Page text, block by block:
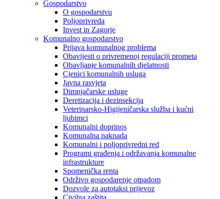
Gospodarstvo
O gospodarstvu
Poljoprivreda
Invest in Zagorje
Komunalno gospodarstvo
Prijava komunalnog problema
Obavijesti o privremenoj regulaciji prometa
Obavljanje komunalnih djelatnosti
Cjenici komunalnih usluga
Javna rasvjeta
Dimnjačarske usluge
Deretizacija i dezinsekcija
Veterinarsko-Higijeničarska služba i kućni
ljubimci
Komunalni doprinos
Komunalna naknada
Komunalni i poljoprivredni red
Programi građenja i održavanja komunalne
infrastrukture
Spomenička renta
Održivo gospodarenje otpadom
Dozvole za autotaksi prijevoz
Civilna zaštita